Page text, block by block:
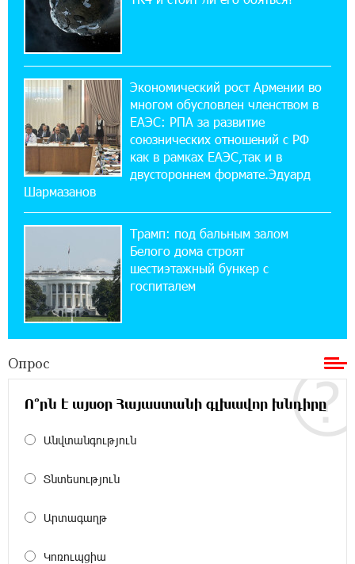
17:52:29 25-07-2026
обратился к президенту страны с просьбой
содействовать освобождению армянских заключенных,
осужденных в Азербайджане
12:17:04 23-07-2026
Против кого вооружается Азербайджан?
Аршак Карапетян
12:04:45 23-07-2026
При поддержке Ucom в спортивной школе
Вайка установлена солнечная
электростанция мощностью 15 кВт
20:50:22 22-07-2026
Новые финансовые навыки на «Давидбекских
играх»: Idram&IDBank
Кругом война. А вас вводят в заблуждение.
Центр продаж и обслуживания Ucom в
— ул. Ереванян, 3/47
15:44:07 17-07-2026
Экономический рост Армении во
многом обусловлен членством в
ЕАЭС: РПА за развитие
союзнических отношений с РФ
как в рамках ЕАЭС,так и в
двустороннем формате.Эдуард
Шармазанов
Трамп: под бальным залом
Белого дома строят
шестиэтажный бункер с
госпиталем
Опрос
Ո՞րն է այսօր Հայաստանի գլխավոր խնդիրը
Անվտանգություն
Տնտեսություն
Արտագաղթ
Կոռուպցիա